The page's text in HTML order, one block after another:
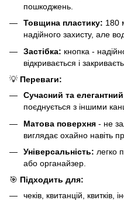
пошкоджень.
Товщина пластику: 180
надійного захисту, але
Застібка: кнопка -
відкривається і
💡 Переваги:
Сучасний та
поєднується з іншими
Матова поверхня - не
виглядає охайно навіть
Універсальність: легко
або органайзер.
🎯 Підходить для:
чеків, квитанцій, квитків,